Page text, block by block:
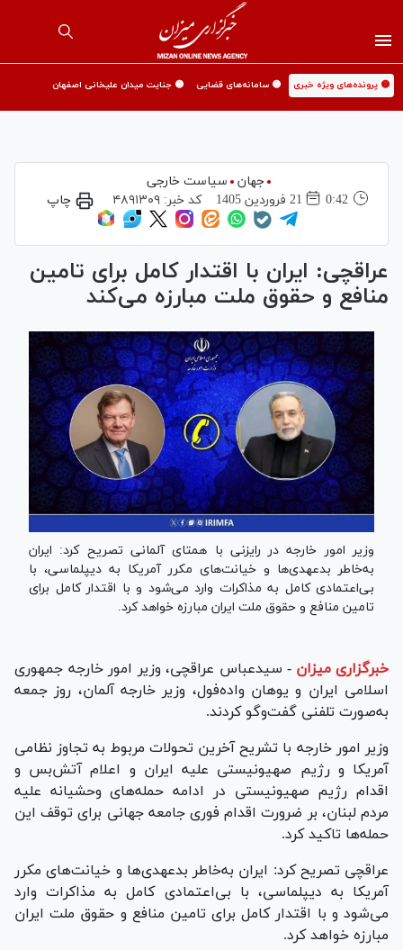
🟡 پرونده‌های ویژه خبری 🟡 سامانه‌های قضایی 🟡 جنایت میدان علیخانی اصفهان
جهان
سیاست خارجی
0:42
21 فروردين 1405 کد خبر:۴۸۹۱۳۰۹ چاپ
عراقچی: ایران با اقتدار کامل برای تامین
منافع و حقوق ملت مبارزه می‌کند
وزیر امور خارجه در رایزنی با همتای آلمانی تصریح کرد: ایران
به‌خاطر بدعهدی‌ها و خیانت‌های مکرر آمریکا به دیپلماسی، با
بی‌اعتمادی کامل به مذاکرات وارد می‌شود و با اقتدار کامل برای
تامین منافع و حقوق ملت ایران مبارزه خواهد کرد.
خبرگزاری میزان - سیدعباس عراقچی، وزیر امور خارجه جمهوری
اسلامی ایران و یوهان واده‌فول، وزیر خارجه آلمان، روز جمعه
به‌صورت تلفنی گفت‌وگو کردند.
وزیر امور خارجه با تشریح آخرین تحولات مربوط به تجاوز نظامی
آمریکا و رژیم صهیونیستی علیه ایران و اعلام آتش‌بس و
اقدام رژیم صهیونیستی در ادامه حمله‌های وحشیانه علیه
مردم لبنان، بر ضرورت اقدام فوری جامعه جهانی برای توقف این
حمله‌ها تاکید کرد.
عراقچی تصریح کرد: ایران به‌خاطر بدعهدی‌ها و خیانت‌های مکرر
آمریکا به دیپلماسی، با بی‌اعتمادی کامل به مذاکرات وارد
می‌شود و با اقتدار کامل برای تامین منافع و حقوق ملت ایران
مبارزه خواهد کرد.